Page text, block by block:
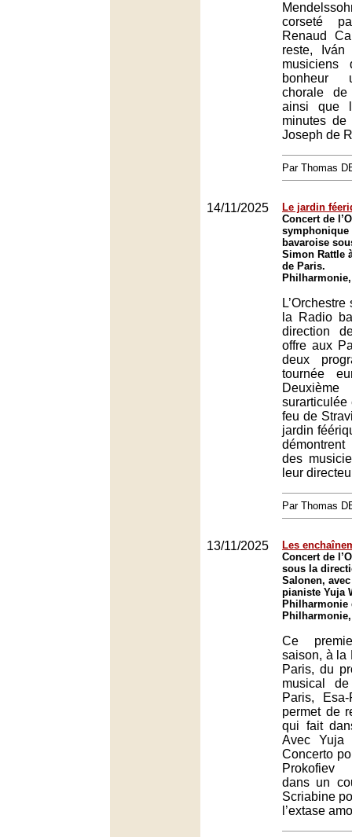
corseté
Renaud
reste,
musiciens
bonheur
chorale
ainsi que
minutes
Joseph de
Par Thomas
14/11/2025
Le jardin
Concert de
symphonique
bavaroise
Simon Rattle
de Paris.
la Radio
direction
offre aux
deux
tournée
surarticulée
feu de
jardin
des
leur
Par Thomas
13/11/2025
Les
Concert de
sous la
Salonen,
pianiste Yuja
Philharmonie
Ce
saison, à la
Paris, du
musical
Paris,
permet de
qui fait
Avec Yuja
Concerto
Prokofiev
dans un
Scriabine
l’extase